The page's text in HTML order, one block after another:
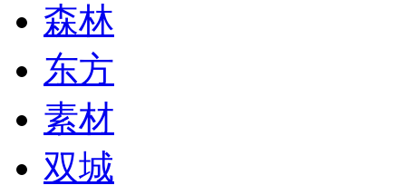
森林
东方
素材
双城